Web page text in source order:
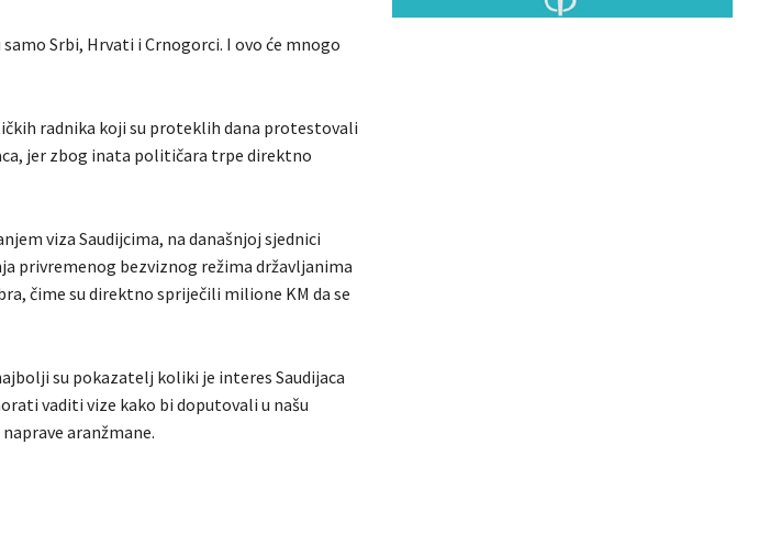
Srbi, Hrvati i Crnogorci. I ovo će mnogo
radnika koji su proteklih dana protestovali
jer zbog inata političara trpe direktno
viza Saudijcima, na današnjoj sjednici
privremenog bezviznog režima državljanima
čime su direktno spriječili milione KM da se
su pokazatelj koliki je interes Saudijaca
vaditi vize kako bi doputovali u našu
aranžmane.